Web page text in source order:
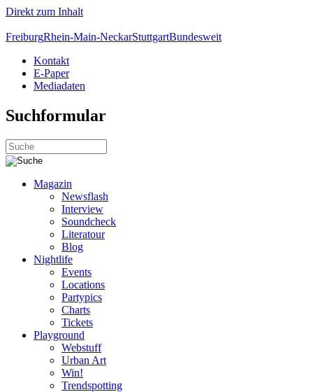
Direkt zum Inhalt
FreiburgRhein-Main-NeckarStuttgartBundesweit
Kontakt
E-Paper
Mediadaten
Suchformular
Magazin
Newsflash
Interview
Soundcheck
Literatour
Blog
Nightlife
Events
Locations
Partypics
Charts
Tickets
Playground
Webstuff
Urban Art
Win!
Trendspotting